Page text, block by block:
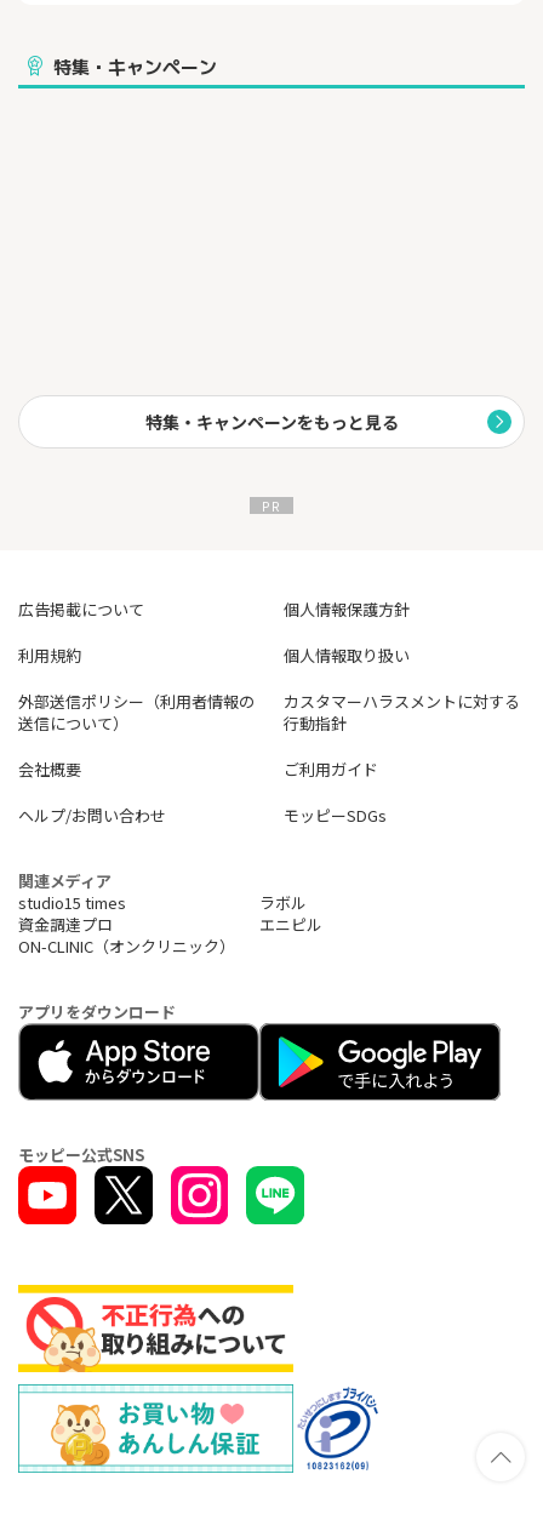
【PROUD CLINICの脱毛のメリット】
・医師を含め全てのスタッフが患者様の目線に立った丁寧な説明
特集・キャンペーン
特集・キャンペーンをもっと見る
広告掲載について
個人情報保護方針
利用規約
個人情報取り扱い
外部送信ポリシー（利用者情報の
送信について）
カスタマーハラスメントに対する
行動指針
会社概要
ご利用ガイド
ヘルプ/お問い合わせ
モッピーSDGs
関連メディア
studio15 times
ラボル
資金調達プロ
エニピル
ON-CLINIC（オンクリニック）
アプリをダウンロード
モッピー公式SNS